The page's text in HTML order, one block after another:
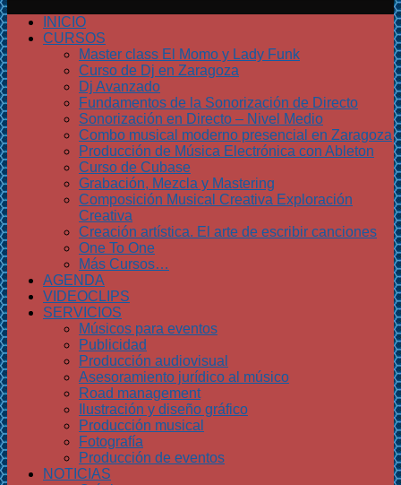
INICIO
CURSOS
Master class El Momo y Lady Funk
Curso de Dj en Zaragoza
Dj Avanzado
Fundamentos de la Sonorización de Directo
Sonorización en Directo – Nivel Medio
Combo musical moderno presencial en Zaragoza
Producción de Música Electrónica con Ableton
Curso de Cubase
Grabación, Mezcla y Mastering
Composición Musical Creativa Exploración
Creativa
Creación artística. El arte de escribir canciones
One To One
Más Cursos…
AGENDA
VIDEOCLIPS
SERVICIOS
Músicos para eventos
Publicidad
Producción audiovisual
Asesoramiento jurídico al músico
Road management
Ilustración y diseño gráfico
Producción musical
Fotografía
Producción de eventos
NOTICIAS